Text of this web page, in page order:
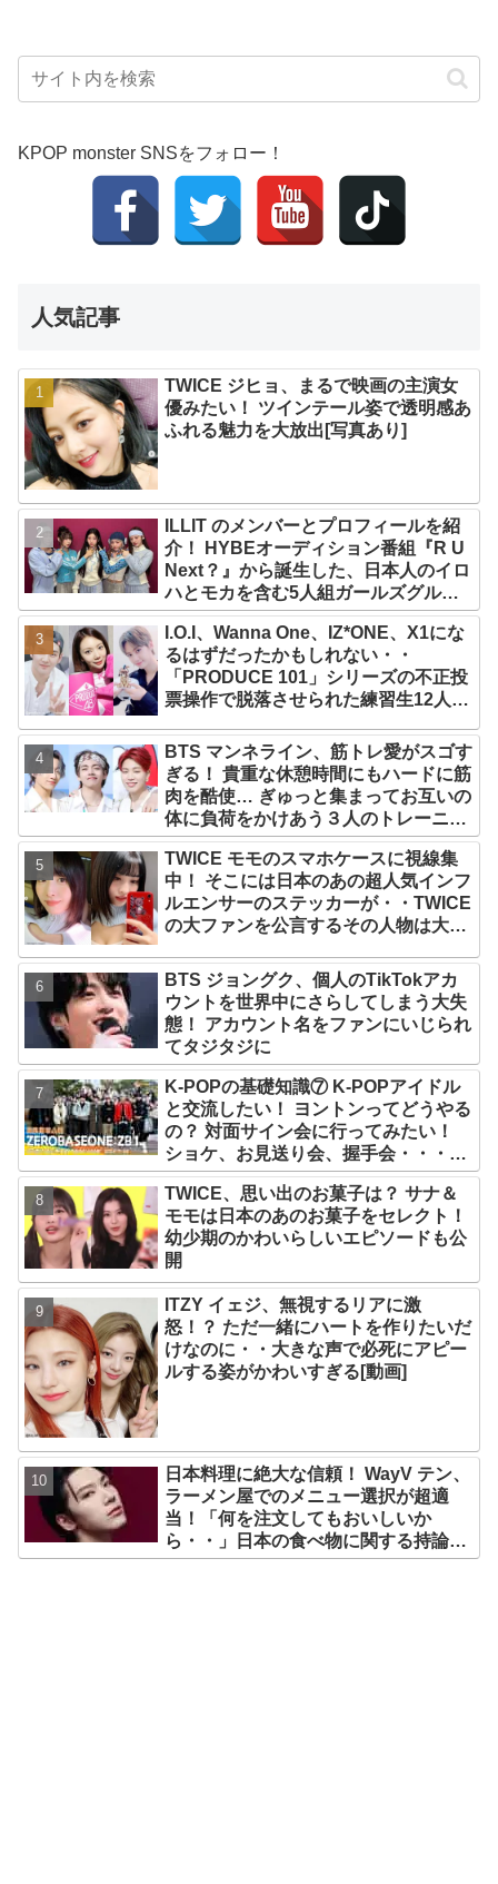
KPOP monster SNSをフォロー！
人気記事
TWICE ジヒョ、まるで映画の主演女
優みたい！ ツインテール姿で透明感あ
ふれる魅力を大放出[写真あり]
ILLIT のメンバーとプロフィールを紹
介！ HYBEオーディション番組『R U
Next？』から誕生した、日本人のイロ
ハとモカを含む5人組ガールズグルー
プ！ デビュー曲「Magnetic」がいき
なりの大ヒット
I.O.I、Wanna One、IZ*ONE、X1にな
るはずだったかもしれない・・
「PRODUCE 101」シリーズの不正投
票操作で脱落させられた練習生12人の
BTS マンネライン、筋トレ愛がスゴす
ぎる！ 貴重な休憩時間にもハードに筋
肉を酷使… ぎゅっと集まってお互いの
体に負荷をかけあう３人のトレーニン
グ風景がかわいすぎるとファンくぎづ
け
TWICE モモのスマホケースに視線集
中！ そこには日本のあの超人気インフ
ルエンサーのステッカーが・・TWICE
の大ファンを公言するその人物は大よ
と話題沸騰
BTS ジョングク、個人のTikTokアカ
ウントを世界中にさらしてしまう大失
態！ アカウント名をファンにいじられ
てタジタジに
K-POPの基礎知識⑦ K-POPアイドル
と交流したい！ ヨントンってどうやる
の？ 対面サイン会に行ってみたい！
ショケ、お見送り会、握手会・・・リ
リースイベントあれこれを紹介
TWICE、思い出のお菓子は？ サナ＆
モモは日本のあのお菓子をセレクト！
幼少期のかわいらしいエピソードも公
開
ITZY イェジ、無視するリアに激
怒！？ ただ一緒にハートを作りたいだ
けなのに・・大きな声で必死にアピー
ルする姿がかわいすぎる[動画]
日本料理に絶大な信頼！ WayV テン、
ラーメン屋でのメニュー選択が超適
当！「何を注文してもおいしいか
ら・・」日本の食べ物に関する持論を
明かす